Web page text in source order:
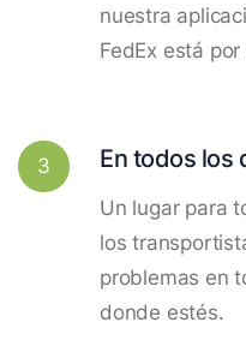
nuestra
FedEx está por
3 En todos los
Un lugar para
los
problemas en
donde estés.